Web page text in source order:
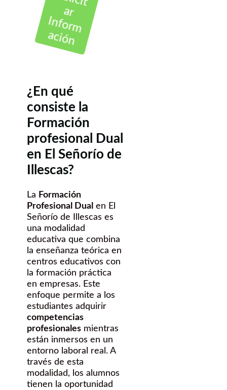
ar
Inform
ación
¿En qué
consiste la
Formación
profesional Dual
en El Señorío de
Illescas?
La Formación
Profesional Dual en El
Señorío de Illescas es
una modalidad
educativa que combina
la enseñanza teórica en
centros educativos con
la formación práctica
en empresas. Este
enfoque permite a los
estudiantes adquirir
competencias
profesionales mientras
están inmersos en un
entorno laboral real. A
través de esta
modalidad, los alumnos
tienen la oportunidad